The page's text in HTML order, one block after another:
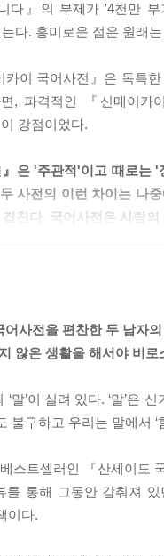
다』의 부제가 '4천만
다. 흥미로운 점은 원래
카이 국어사전』은 독특
, 파격적인 『신메이
강점이었다.
』은 '주관적'이고 때로
사전의 이런 차이는 나
친다. 국어사전은 사람
현실에서는 딱히 쓸모
찌 계속 늦어진다. 서전
다. 마침 주간 교대제를
은 개성이 강한 독특한
에 대한 격분과 순수하
카이 사전』이나 겐보의
'의 의혹으로 시작되어
전을 만들겠다고 결심
사전을 편찬한 두 남자
않은 생활을 해서야 비
‘말’이 실려 있다. ‘말’은
불구하고 우리는 말에서
스트셀러인 『산세이도
를 통해 그동안 감춰져
이다.